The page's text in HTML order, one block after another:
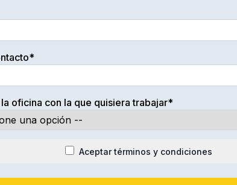
oficina con la que quisiera trabajar*
Aceptar términos y condiciones